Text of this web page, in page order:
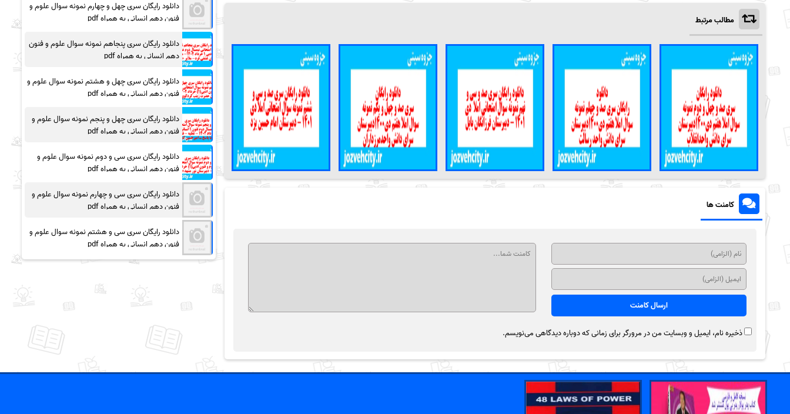
مطالب مرتبط
کامنت ها
ذخیره نام، ایمیل و وبسایت من در مرورگر برای زمانی که دوباره دیدگاهی می‌نویسم.
دانلود رایگان سری چهل و چهارم نمونه سوال علوم و
فنون دهم انسانی به همراه pdf
دانلود رایگان سری پنجاهم نمونه سوال علوم و فنون
دهم انسانی به همراه pdf
دانلود رایگان سری چهل و هشتم نمونه سوال علوم و
فنون دهم انسانی به همراه pdf
دانلود رایگان سری چهل و پنجم نمونه سوال علوم و
فنون دهم انسانی به همراه pdf
دانلود رایگان سری سی و دوم نمونه سوال علوم و
فنون دهم انسانی به همراه pdf
دانلود رایگان سری سی و چهارم نمونه سوال علوم و
فنون دهم انسانی به همراه pdf
دانلود رایگان سری سی و هشتم نمونه سوال علوم و
فنون دهم انسانی به همراه pdf